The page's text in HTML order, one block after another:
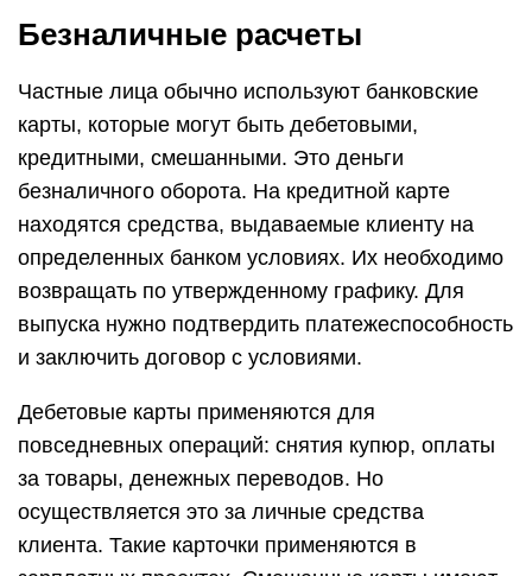
Безналичные расчеты
Частные лица обычно используют банковские
карты, которые могут быть дебетовыми,
кредитными, смешанными. Это деньги
безналичного оборота. На кредитной карте
находятся средства, выдаваемые клиенту на
определенных банком условиях. Их необходимо
возвращать по утвержденному графику. Для
выпуска нужно подтвердить платежеспособность
и заключить договор с условиями.
Дебетовые карты применяются для
повседневных операций: снятия купюр, оплаты
за товары, денежных переводов. Но
осуществляется это за личные средства
клиента. Такие карточки применяются в